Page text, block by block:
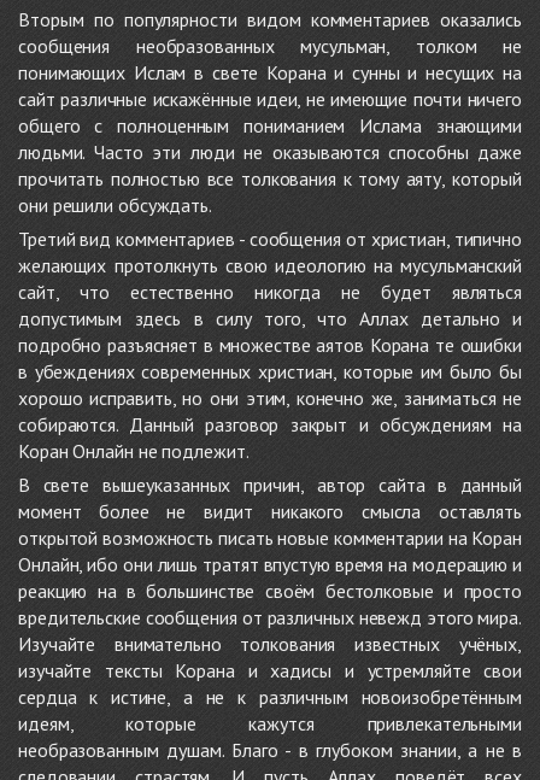
Вторым по популярности видом комментариев оказались
сообщения необразованных мусульман, толком не
понимающих Ислам в свете Корана и сунны и несущих на
сайт различные искажённые идеи, не имеющие почти ничего
общего с полноценным пониманием Ислама знающими
людьми. Часто эти люди не оказываются способны даже
прочитать полностью все толкования к тому аяту, который
они решили обсуждать.
Третий вид комментариев - сообщения от христиан, типично
желающих протолкнуть свою идеологию на мусульманский
сайт, что естественно никогда не будет являться
допустимым здесь в силу того, что Аллах детально и
подробно разъясняет в множестве аятов Корана те ошибки
в убеждениях современных христиан, которые им было бы
хорошо исправить, но они этим, конечно же, заниматься не
собираются. Данный разговор закрыт и обсуждениям на
Коран Онлайн не подлежит.
В свете вышеуказанных причин, автор сайта в данный
момент более не видит никакого смысла оставлять
открытой возможность писать новые комментарии на Коран
Онлайн, ибо они лишь тратят впустую время на модерацию и
реакцию на в большинстве своём бестолковые и просто
вредительские сообщения от различных невежд этого мира.
Изучайте внимательно толкования известных учёных,
изучайте тексты Корана и хадисы и устремляйте свои
сердца к истине, а не к различным новоизобретённым
идеям, которые кажутся привлекательными
необразованным душам. Благо - в глубоком знании, а не в